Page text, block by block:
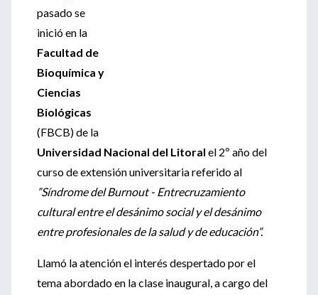
pasado se
inició en la
Facultad de
Bioquímica y
Ciencias
Biológicas
(FBCB) de la
Universidad Nacional del Litoral el 2º año del
curso de extensión universitaria referido al
”Síndrome del Burnout - Entrecruzamiento
cultural entre el desánimo social y el desánimo
entre profesionales de la salud y de educación”.
Llamó la atención el interés despertado por el
tema abordado en la clase inaugural, a cargo del